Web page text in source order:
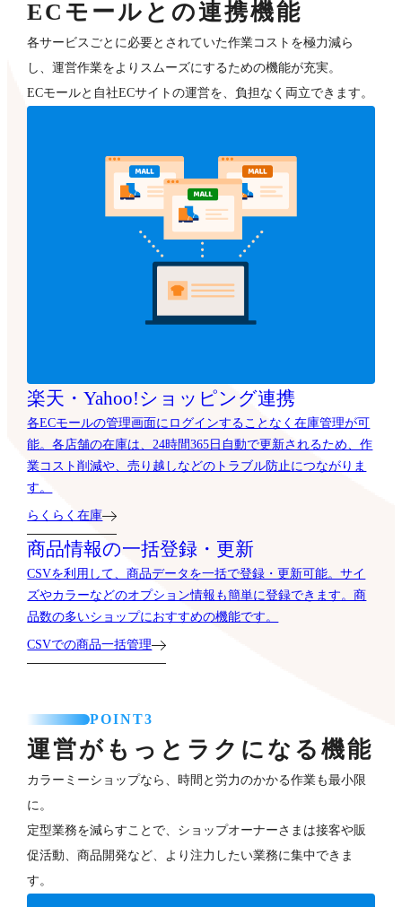
ECモールとの連携機能
各サービスごとに必要とされていた作業コストを極力減ら
し、運営作業をよりスムーズにするための機能が充実。
ECモールと自社ECサイトの運営を、負担なく両立できます。
楽天・Yahoo!ショッピング連携
各ECモールの管理画面にログインすることなく在庫管理が可
能。各店舗の在庫は、24時間365日自動で更新されるため、作
業コスト削減や、売り越しなどのトラブル防止につながりま
す。
らくらく在庫
商品情報の一括登録・更新
CSVを利用して、商品データを一括で登録・更新可能。サイ
ズやカラーなどのオプション情報も簡単に登録できます。商
品数の多いショップにおすすめの機能です。
CSVでの商品一括管理
POINT3
運営がもっとラクになる機能
カラーミーショップなら、時間と労力のかかる作業も最小限
に。
定型業務を減らすことで、ショップオーナーさまは接客や販
促活動、商品開発など、より注力したい業務に集中できま
す。